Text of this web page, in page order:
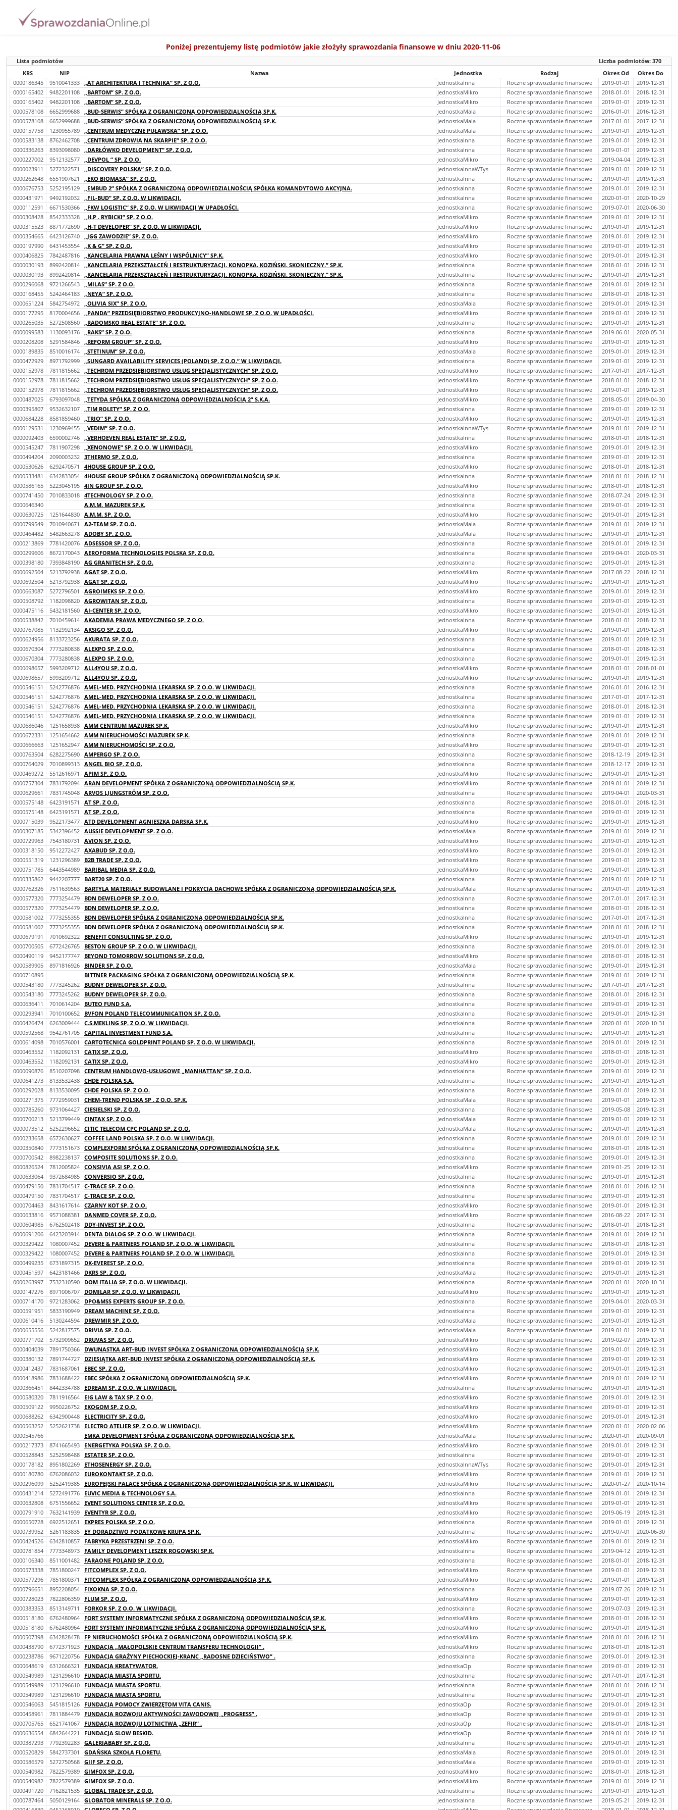
Poniżej prezentujemy listę podmiotów jakie złożyły sprawozdania finansowe w dniu 2020-11-06
Lista podmiotów Liczba podmiotów: 370
KRS
NIP Nazwa Jednostka Rodzaj Okres Od
Okres Do
0000186345
9510041333 „AT ARCHITEKTURA I TECHNIKA” SP. Z O.O. JednostkaInna Roczne sprawozdanie finansowe 2019-01-01
2019-12-31
0000165402
9482201108 „BARTOM” SP. Z O.O. JednostkaMikro Roczne sprawozdanie finansowe 2018-01-01
2018-12-31
0000165402
9482201108 „BARTOM” SP. Z O.O. JednostkaMikro Roczne sprawozdanie finansowe 2019-01-01
2019-12-31
0000578108
6652999688 „BUD-SERWIS” SPÓŁKA Z OGRANICZONĄ ODPOWIEDZIALNOŚCIĄ SP.K. JednostkaMala Roczne sprawozdanie finansowe 2016-01-01
2016-12-31
0000578108
6652999688 „BUD-SERWIS” SPÓŁKA Z OGRANICZONĄ ODPOWIEDZIALNOŚCIĄ SP.K. JednostkaMala Roczne sprawozdanie finansowe 2017-01-01
2017-12-31
0000157758
1230955789 „CENTRUM MEDYCZNE PUŁAWSKA” SP. Z O.O. JednostkaMala Roczne sprawozdanie finansowe 2019-01-01
2019-12-31
0000583138
8762462708 „CENTRUM ZDROWIA NA SKARPIE” SP. Z O.O. JednostkaInna Roczne sprawozdanie finansowe 2019-01-01
2019-12-31
0000336263
8393098080 „DARŁÓWKO DEVELOPMENT” SP. Z O.O. JednostkaInna Roczne sprawozdanie finansowe 2019-01-01
2019-12-31
0000227002
9512132577 „DEVPOL ” SP. Z O.O. JednostkaMikro Roczne sprawozdanie finansowe 2019-04-04
2019-12-31
0000023911
5272322571 „DISCOVERY POLSKA” SP. Z O.O. JednostkaInnaWTys Roczne sprawozdanie finansowe 2019-01-01
2019-12-31
0000262648
6551907621 „EKO BIOMASA” SP. Z O.O. JednostkaInna Roczne sprawozdanie finansowe 2019-01-01
2019-12-31
0000676753
5252195129 „EMBUD 2” SPÓŁKA Z OGRANICZONĄ ODPOWIEDZIALNOŚCIĄ SPÓŁKA KOMANDYTOWO AKCYJNA. JednostkaInna Roczne sprawozdanie finansowe 2019-01-01
2019-12-31
0000431971
9492192032 „FIL-BUD” SP. Z O.O. W LIKWIDACJI. JednostkaInna Roczne sprawozdanie finansowe 2020-01-01
2020-10-29
0000112591
6671530366 „FKW LOGISTIC” SP. Z O.O. W LIKWIDACJI W UPADŁOŚCI. JednostkaInna Roczne sprawozdanie finansowe 2019-07-01
2020-06-30
0000308428
8542333328 „H.P . RYBICKI” SP. Z O.O. JednostkaMikro Roczne sprawozdanie finansowe 2019-01-01
2019-12-31
0000315523
8871772690 „H-T DEVELOPER” SP. Z O.O. W LIKWIDACJI. JednostkaMikro Roczne sprawozdanie finansowe 2019-01-01
2019-12-31
0000354665
6423126740 „JGG ZAWODZIE” SP. Z O.O. JednostkaMikro Roczne sprawozdanie finansowe 2019-01-01
2019-12-31
0000197990
6431453554 „K & G” SP. Z O.O. JednostkaMikro Roczne sprawozdanie finansowe 2019-01-01
2019-12-31
0000406825
7842487816 „KANCELARIA PRAWNA LEŚNY I WSPÓLNICY” SP.K. JednostkaMikro Roczne sprawozdanie finansowe 2019-01-01
2019-12-31
0000030193
8992420814 „KANCELARIA PRZEKSZTAŁCEŃ I RESTRUKTURYZACJI. KONOPKA. KOZIŃSKI. SKONIECZNY.” SP.K. JednostkaInna Roczne sprawozdanie finansowe 2018-01-01
2018-12-31
0000030193
8992420814 „KANCELARIA PRZEKSZTAŁCEŃ I RESTRUKTURYZACJI. KONOPKA. KOZIŃSKI. SKONIECZNY.” SP.K. JednostkaInna Roczne sprawozdanie finansowe 2019-01-01
2019-12-31
0000296068
9721266543 „MILAS” SP. Z O.O. JednostkaInna Roczne sprawozdanie finansowe 2019-01-01
2019-12-31
0000168455
5242464183 „NEYA” SP. Z O.O. JednostkaInna Roczne sprawozdanie finansowe 2018-01-01
2018-12-31
0000651224
5842754972 „OLIVIA SIX” SP. Z O.O. JednostkaMala Roczne sprawozdanie finansowe 2019-01-01
2019-12-31
0000177295
8170004656 „PANDA” PRZEDSIĘBIORSTWO PRODUKCYJNO-HANDLOWE SP. Z O.O. W UPADŁOŚCI. JednostkaMikro Roczne sprawozdanie finansowe 2019-01-01
2019-12-31
0000265035
5272508560 „RADOMSKO REAL ESTATE” SP. Z O.O. JednostkaInna Roczne sprawozdanie finansowe 2019-01-01
2019-12-31
0000099583
1130093176 „RAKS” SP. Z O.O. JednostkaInna Roczne sprawozdanie finansowe 2019-06-01
2020-05-31
0000208208
5291584846 „REFORM GROUP” SP. Z O.O. JednostkaMikro Roczne sprawozdanie finansowe 2019-01-01
2019-12-31
0000189835
8510016174 „STETINUM” SP. Z O.O. JednostkaMala Roczne sprawozdanie finansowe 2019-01-01
2019-12-31
0000472929
8971792999 „SUNGARD AVAILABILITY SERVICES (POLAND) SP. Z O.O.” W LIKWIDACJI. JednostkaInna Roczne sprawozdanie finansowe 2019-01-01
2019-12-31
0000152978
7811815662 „TECHROM PRZEDSIĘBIORSTWO USŁUG SPECJALISTYCZNYCH” SP. Z O.O. JednostkaMikro Roczne sprawozdanie finansowe 2017-01-01
2017-12-31
0000152978
7811815662 „TECHROM PRZEDSIĘBIORSTWO USŁUG SPECJALISTYCZNYCH” SP. Z O.O. JednostkaMikro Roczne sprawozdanie finansowe 2018-01-01
2018-12-31
0000152978
7811815662 „TECHROM PRZEDSIĘBIORSTWO USŁUG SPECJALISTYCZNYCH” SP. Z O.O. JednostkaMikro Roczne sprawozdanie finansowe 2019-01-01
2019-12-31
0000487025
6793097048 „TETYDA SPÓŁKA Z OGRANICZONĄ ODPOWIEDZIALNOŚCIĄ 2” S.K.A. JednostkaMikro Roczne sprawozdanie finansowe 2018-05-01
2019-04-30
0000395807
9532632107 „TIM ROLETY” SP. Z O.O. JednostkaInna Roczne sprawozdanie finansowe 2019-01-01
2019-12-31
0000684228
8581859460 „TRIO” SP. Z O.O. JednostkaMikro Roczne sprawozdanie finansowe 2019-01-01
2019-12-31
0000129531
1230969455 „VEDIM” SP. Z O.O. JednostkaInnaWTys Roczne sprawozdanie finansowe 2019-01-01
2019-12-31
0000092403
6590002746 „VERHOEVEN REAL ESTATE” SP. Z O.O. JednostkaInna Roczne sprawozdanie finansowe 2018-01-01
2018-12-31
0000545247
7811907298 „XENONOWE” SP. Z O.O. W LIKWIDACJI. JednostkaMikro Roczne sprawozdanie finansowe 2019-01-01
2019-12-31
0000494204
2090003232 3THERMO SP. Z O.O. JednostkaInna Roczne sprawozdanie finansowe 2019-01-01
2019-12-31
0000530626
6292470571 4HOUSE GROUP SP. Z O.O. JednostkaMikro Roczne sprawozdanie finansowe 2018-01-01
2018-12-31
0000533481
6342833054 4HOUSE GROUP SPÓŁKA Z OGRANICZONĄ ODPOWIEDZIALNOŚCIĄ SP.K. JednostkaInna Roczne sprawozdanie finansowe 2018-01-01
2018-12-31
0000586165
5223045195 4IN GROUP SP. Z O.O. JednostkaMikro Roczne sprawozdanie finansowe 2018-01-01
2018-12-31
0000741450
7010833018 4TECHNOLOGY SP. Z O.O. JednostkaInna Roczne sprawozdanie finansowe 2018-07-24
2019-12-31
0000646340
A.M.M. MAZUREK SP.K. JednostkaInna Roczne sprawozdanie finansowe 2019-01-01
2019-12-31
0000630725
1251644830 A.M.M. SP. Z O.O. JednostkaMikro Roczne sprawozdanie finansowe 2019-01-01
2019-12-31
0000799549
7010940671 A2-TEAM SP. Z O.O. JednostkaMala Roczne sprawozdanie finansowe 2019-01-01
2019-12-31
0000464482
5482663278 ADOBY SP. Z O.O. JednostkaMala Roczne sprawozdanie finansowe 2019-01-01
2019-12-31
0000213869
7781420076 ADSESSOR SP. Z O.O. JednostkaInna Roczne sprawozdanie finansowe 2019-01-01
2019-12-31
0000299606
8672170043 AEROFORMA TECHNOLOGIES POLSKA SP. Z O.O. JednostkaInna Roczne sprawozdanie finansowe 2019-04-01
2020-03-31
0000398180
7393848190 AG GRANITECH SP. Z O.O. JednostkaInna Roczne sprawozdanie finansowe 2019-01-01
2019-12-31
0000692504
5213792938 AGAT SP. Z O.O. JednostkaMikro Roczne sprawozdanie finansowe 2017-08-22
2018-12-31
0000692504
5213792938 AGAT SP. Z O.O. JednostkaMikro Roczne sprawozdanie finansowe 2019-01-01
2019-12-31
0000663087
5272796501 AGROIMEKS SP. Z O.O. JednostkaMikro Roczne sprawozdanie finansowe 2019-01-01
2019-12-31
0000508792
1182098820 AGROWITAN SP. Z O.O. JednostkaInna Roczne sprawozdanie finansowe 2019-01-01
2019-12-31
0000475116
5432181560 AI-CENTER SP. Z O.O. JednostkaMikro Roczne sprawozdanie finansowe 2019-01-01
2019-12-31
0000538842
7010459614 AKADEMIA PRAWA MEDYCZNEGO SP. Z O.O. JednostkaInna Roczne sprawozdanie finansowe 2018-01-01
2018-12-31
0000767085
1132992134 AKSIGO SP. Z O.O. JednostkaMikro Roczne sprawozdanie finansowe 2019-01-01
2019-12-31
0000624956
8133723256 AKURATA SP. Z O.O. JednostkaInna Roczne sprawozdanie finansowe 2019-01-01
2019-12-31
0000670304
7773280838 ALEXPO SP. Z O.O. JednostkaInna Roczne sprawozdanie finansowe 2018-01-01
2018-12-31
0000670304
7773280838 ALEXPO SP. Z O.O. JednostkaInna Roczne sprawozdanie finansowe 2019-01-01
2019-12-31
0000698657
5993209712 ALL4YOU SP. Z O.O. JednostkaMikro Roczne sprawozdanie finansowe 2018-01-01
2018-01-01
0000698657
5993209712 ALL4YOU SP. Z O.O. JednostkaMikro Roczne sprawozdanie finansowe 2019-01-01
2019-12-31
0000546151
5242776876 AMEL-MED. PRZYCHODNIA LEKARSKA SP. Z O.O. W LIKWIDACJI. JednostkaInna Roczne sprawozdanie finansowe 2016-01-01
2016-12-31
0000546151
5242776876 AMEL-MED. PRZYCHODNIA LEKARSKA SP. Z O.O. W LIKWIDACJI. JednostkaInna Roczne sprawozdanie finansowe 2017-01-01
2017-12-31
0000546151
5242776876 AMEL-MED. PRZYCHODNIA LEKARSKA SP. Z O.O. W LIKWIDACJI. JednostkaInna Roczne sprawozdanie finansowe 2018-01-01
2018-12-31
0000546151
5242776876 AMEL-MED. PRZYCHODNIA LEKARSKA SP. Z O.O. W LIKWIDACJI. JednostkaInna Roczne sprawozdanie finansowe 2019-01-01
2019-12-31
0000686046
1251658938 AMM CENTRUM MAZUREK SP.K. JednostkaMikro Roczne sprawozdanie finansowe 2019-01-01
2019-12-31
0000672331
1251654662 AMM NIERUCHOMOŚCI MAZUREK SP.K. JednostkaInna Roczne sprawozdanie finansowe 2019-01-01
2019-12-31
0000666663
1251652947 AMM NIERUCHOMOŚCI SP. Z O.O. JednostkaMikro Roczne sprawozdanie finansowe 2019-01-01
2019-12-31
0000763504
6282275690 AMPERGO SP. Z O.O. JednostkaInna Roczne sprawozdanie finansowe 2018-12-19
2019-12-31
0000764029
7010899313 ANGEL BIO SP. Z O.O. JednostkaInna Roczne sprawozdanie finansowe 2018-12-17
2019-12-31
0000469272
5512616971 APIM SP. Z O.O. JednostkaMikro Roczne sprawozdanie finansowe 2019-01-01
2019-12-31
0000757304
7831792094 ARAN DEVELOPMENT SPÓŁKA Z OGRANICZONĄ ODPOWIEDZIALNOŚCIĄ SP.K. JednostkaMikro Roczne sprawozdanie finansowe 2019-01-01
2019-12-31
0000629661
7831745048 ARVOS LJUNGSTRÖM SP. Z O.O. JednostkaInna Roczne sprawozdanie finansowe 2019-04-01
2020-03-31
0000575148
6423191571 AT SP. Z O.O. JednostkaInna Roczne sprawozdanie finansowe 2018-01-01
2018-12-31
0000575148
6423191571 AT SP. Z O.O. JednostkaInna Roczne sprawozdanie finansowe 2019-01-01
2019-12-31
0000715039
9522173477 ATD DEVELOPMENT AGNIESZKA DARSKA SP.K. JednostkaMikro Roczne sprawozdanie finansowe 2019-01-01
2019-12-31
0000307185
5342396452 AUSSIE DEVELOPMENT SP. Z O.O. JednostkaMala Roczne sprawozdanie finansowe 2019-01-01
2019-12-31
0000729963
7543180731 AVION SP. Z O.O. JednostkaMikro Roczne sprawozdanie finansowe 2019-01-01
2019-12-31
0000318150
9512272427 AXABUD SP. Z O.O. JednostkaMikro Roczne sprawozdanie finansowe 2019-01-01
2019-12-31
0000551319
1231296389 B2B TRADE SP. Z O.O. JednostkaMikro Roczne sprawozdanie finansowe 2019-01-01
2019-12-31
0000751785
6443544989 BARIBAL MEDIA SP. Z O.O. JednostkaMikro Roczne sprawozdanie finansowe 2019-01-01
2019-12-31
0000335862
9442207777 BART20 SP. Z O.O. JednostkaInna Roczne sprawozdanie finansowe 2019-01-01
2019-12-31
0000762326
7511639563 BARTYLA MATERIAŁY BUDOWLANE I POKRYCIA DACHOWE SPÓŁKA Z OGRANICZONĄ ODPOWIEDZIALNOŚCIĄ SP.K. JednostkaMala Roczne sprawozdanie finansowe 2019-01-01
2019-12-31
0000577320
7773254479 BDN DEWELOPER SP. Z O.O. JednostkaInna Roczne sprawozdanie finansowe 2017-01-01
2017-12-31
0000577320
7773254479 BDN DEWELOPER SP. Z O.O. JednostkaInna Roczne sprawozdanie finansowe 2018-01-01
2018-12-31
0000581002
7773255355 BDN DEWELOPER SPÓŁKA Z OGRANICZONĄ ODPOWIEDZIALNOŚCIĄ SP.K. JednostkaInna Roczne sprawozdanie finansowe 2017-01-01
2017-12-31
0000581002
7773255355 BDN DEWELOPER SPÓŁKA Z OGRANICZONĄ ODPOWIEDZIALNOŚCIĄ SP.K. JednostkaInna Roczne sprawozdanie finansowe 2018-01-01
2018-12-31
0000679191
7010692322 BENEFIT CONSULTING SP. Z O.O. JednostkaMikro Roczne sprawozdanie finansowe 2019-01-01
2019-12-31
0000700505
6772426765 BESTON GROUP SP. Z O.O. W LIKWIDACJI. JednostkaInna Roczne sprawozdanie finansowe 2019-01-01
2019-12-31
0000490119
9452177747 BEYOND TOMORROW SOLUTIONS SP. Z O.O. JednostkaMikro Roczne sprawozdanie finansowe 2018-01-01
2018-12-31
0000589905
8971816926 BINDER SP. Z O.O. JednostkaMala Roczne sprawozdanie finansowe 2019-01-01
2019-12-31
0000710895
BITTNER PACKAGING SPÓŁKA Z OGRANICZONĄ ODPOWIEDZIALNOŚCIĄ SP.K. JednostkaInna Roczne sprawozdanie finansowe 2019-01-01
2019-12-31
0000543180
7773245262 BUDNY DEWELOPER SP. Z O.O. JednostkaInna Roczne sprawozdanie finansowe 2017-01-01
2017-12-31
0000543180
7773245262 BUDNY DEWELOPER SP. Z O.O. JednostkaInna Roczne sprawozdanie finansowe 2018-01-01
2018-12-31
0000636411
7010614204 BUTEO FUND S.A. JednostkaInna Roczne sprawozdanie finansowe 2019-01-01
2019-12-31
0000293941
7010100652 BVFON POLAND TELECOMMUNICATION SP. Z O.O. JednostkaInna Roczne sprawozdanie finansowe 2019-01-01
2019-12-31
0000426474
6263009444 C.S.MEKLING SP. Z O.O. W LIKWIDACJI. JednostkaInna Roczne sprawozdanie finansowe 2020-01-01
2020-10-31
0000592568
9542761705 CAPITAL INVESTMENT FUND S.A. JednostkaInna Roczne sprawozdanie finansowe 2019-01-01
2019-12-31
0000614098
7010576001 CARTOTECNICA GOLDPRINT POLAND SP. Z O.O. W LIKWIDACJI. JednostkaInna Roczne sprawozdanie finansowe 2019-01-01
2019-12-31
0000463552
1182092131 CATIX SP. Z O.O. JednostkaMikro Roczne sprawozdanie finansowe 2018-01-01
2018-12-31
0000463552
1182092131 CATIX SP. Z O.O. JednostkaMikro Roczne sprawozdanie finansowe 2019-01-01
2019-12-31
0000090876
8510207098 CENTRUM HANDLOWO-USŁUGOWE „MANHATTAN” SP. Z O.O. JednostkaInna Roczne sprawozdanie finansowe 2019-01-01
2019-12-31
0000641273
8133532438 CHDE POLSKA S.A. JednostkaInna Roczne sprawozdanie finansowe 2019-01-01
2019-12-31
0000292028
8133530095 CHDE POLSKA SP. Z O.O. JednostkaInna Roczne sprawozdanie finansowe 2019-01-01
2019-12-31
0000271375
7772959031 CHEM-TREND POLSKA SP . Z O.O. SP.K. JednostkaMala Roczne sprawozdanie finansowe 2019-01-01
2019-12-31
0000785260
9731064427 CIESIELSKI SP. Z O.O. JednostkaInna Roczne sprawozdanie finansowe 2019-05-08
2019-12-31
0000700213
5213799449 CINTAX SP. Z O.O. JednostkaMala Roczne sprawozdanie finansowe 2019-01-01
2019-12-31
0000073512
5252296652 CITIC TELECOM CPC POLAND SP. Z O.O. JednostkaMala Roczne sprawozdanie finansowe 2019-01-01
2019-12-31
0000233658
6572630627 COFFEE LAND POLSKA SP. Z O.O. W LIKWIDACJI. JednostkaInna Roczne sprawozdanie finansowe 2019-01-01
2019-12-31
0000350840
7773151673 COMPLEXFORM SPÓŁKA Z OGRANICZONĄ ODPOWIEDZIALNOŚCIĄ SP.K. JednostkaInna Roczne sprawozdanie finansowe 2018-01-01
2018-12-31
0000700542
8982238137 COMPOSITE SOLUTIONS SP. Z O.O. JednostkaInna Roczne sprawozdanie finansowe 2019-01-01
2019-12-31
0000826524
7812005824 CONSIVIA ASI SP. Z O.O. JednostkaMikro Roczne sprawozdanie finansowe 2019-01-25
2019-12-31
0000633064
9372684985 CONVERSIO SP. Z O.O. JednostkaInna Roczne sprawozdanie finansowe 2019-01-01
2019-12-31
0000479150
7831704517 C-TRACE SP. Z O.O. JednostkaInna Roczne sprawozdanie finansowe 2018-01-01
2018-12-31
0000479150
7831704517 C-TRACE SP. Z O.O. JednostkaInna Roczne sprawozdanie finansowe 2019-01-01
2019-12-31
0000704463
8431617614 CZARNY KOT SP. Z O.O. JednostkaMikro Roczne sprawozdanie finansowe 2019-01-01
2019-12-31
0000633816
9571088381 DANMED COVER SP. Z O.O. JednostkaMikro Roczne sprawozdanie finansowe 2016-08-22
2017-12-31
0000604985
6762502418 DDY-INVEST SP. Z O.O. JednostkaInna Roczne sprawozdanie finansowe 2018-01-01
2018-12-31
0000691206
6423203914 DENTA DIALOG SP. Z O.O. W LIKWIDACJI. JednostkaInna Roczne sprawozdanie finansowe 2019-01-01
2019-12-31
0000329422
1080007452 DEVERE & PARTNERS POLAND SP. Z O.O. W LIKWIDACJI. JednostkaInna Roczne sprawozdanie finansowe 2018-01-01
2018-12-31
0000329422
1080007452 DEVERE & PARTNERS POLAND SP. Z O.O. W LIKWIDACJI. JednostkaInna Roczne sprawozdanie finansowe 2019-01-01
2019-12-31
0000499235
6731897315 DK-EVEREST SP. Z O.O. JednostkaInna Roczne sprawozdanie finansowe 2019-01-01
2019-12-31
0000451597
6423181466 DKRS SP. Z O.O. JednostkaMala Roczne sprawozdanie finansowe 2019-01-01
2019-12-31
0000263997
7532310590 DOM ITALIA SP. Z O.O. W LIKWIDACJI. JednostkaInna Roczne sprawozdanie finansowe 2020-01-01
2020-10-31
0000147276
8971006707 DOMILAR SP. Z O.O. W LIKWIDACJI. JednostkaMikro Roczne sprawozdanie finansowe 2019-01-01
2019-12-31
0000714170
9721283062 DPO&MSS EXPERTS GROUP SP. Z O.O. JednostkaInna Roczne sprawozdanie finansowe 2019-04-01
2020-03-31
0000591951
5833190949 DREAM MACHINE SP. Z O.O. JednostkaInna Roczne sprawozdanie finansowe 2019-01-01
2019-12-31
0000610416
5130244594 DREWMIR SP. Z O.O. JednostkaMala Roczne sprawozdanie finansowe 2019-01-01
2019-12-31
0000655556
5242817575 DRIVIA SP. Z O.O. JednostkaMala Roczne sprawozdanie finansowe 2019-01-01
2019-12-31
0000771702
5732909652 DRUVAS SP. Z O.O. JednostkaMikro Roczne sprawozdanie finansowe 2019-02-07
2019-12-31
0000404039
7891750366 DWUNASTKA ART-BUD INVEST SPÓŁKA Z OGRANICZONĄ ODPOWIEDZIALNOŚCIĄ SP.K. JednostkaMikro Roczne sprawozdanie finansowe 2019-01-01
2019-12-31
0000380132
7891744727 DZIESIĄTKA ART-BUD INVEST SPÓŁKA Z OGRANICZONĄ ODPOWIEDZIALNOŚCIĄ SP.K. JednostkaMikro Roczne sprawozdanie finansowe 2019-01-01
2019-12-31
0000412437
7831687061 EBEC SP. Z O.O. JednostkaMikro Roczne sprawozdanie finansowe 2019-01-01
2019-12-31
0000418986
7831688422 EBEC SPÓŁKA Z OGRANICZONĄ ODPOWIEDZIALNOŚCIĄ SP.K. JednostkaMikro Roczne sprawozdanie finansowe 2019-01-01
2019-12-31
0000366451
8442334788 EDREAM SP. Z O.O. W LIKWIDACJI. JednostkaInna Roczne sprawozdanie finansowe 2019-01-01
2019-12-31
0000580320
7811916564 EIG LAW & TAX SP. Z O.O. JednostkaMikro Roczne sprawozdanie finansowe 2019-01-01
2019-12-31
0000509122
9950226752 EKOGOM SP. Z O.O. JednostkaMikro Roczne sprawozdanie finansowe 2019-01-01
2019-12-31
0000688262
6342900448 ELECTRICITY SP. Z O.O. JednostkaMikro Roczne sprawozdanie finansowe 2019-01-01
2019-12-31
0000563252
5252621738 ELECTRO ATELIER SP. Z O.O. W LIKWIDACJI. JednostkaMikro Roczne sprawozdanie finansowe 2020-01-01
2020-02-06
0000545766
EMKA DEVELOPMENT SPÓŁKA Z OGRANICZONĄ ODPOWIEDZIALNOŚCIĄ SP.K. JednostkaMala Roczne sprawozdanie finansowe 2020-01-01
2020-09-01
0000217373
8741665493 ENERGETYKA POLSKA SP. Z O.O. JednostkaMikro Roczne sprawozdanie finansowe 2019-01-01
2019-12-31
0000528843
5252598488 ESTATER SP. Z O.O. JednostkaInna Roczne sprawozdanie finansowe 2019-01-01
2019-12-31
0000178182
8951802269 ETHOSENERGY SP. Z O.O. JednostkaInnaWTys Roczne sprawozdanie finansowe 2019-01-01
2019-12-31
0000180780
6762086032 EUROKONTAKT SP. Z O.O. JednostkaMikro Roczne sprawozdanie finansowe 2019-01-01
2019-12-31
0000296099
5252419385 EUROPEJSKI PALACE SPÓŁKA Z OGRANICZONĄ ODPOWIEDZIALNOŚCIĄ SP.K. W LIKWIDACJI. JednostkaMikro Roczne sprawozdanie finansowe 2020-01-27
2020-10-14
0000431214
5272491776 EUVIC MEDIA & TECHNOLOGY S.A. JednostkaInna Roczne sprawozdanie finansowe 2019-01-01
2019-12-31
0000632808
6751556652 EVENT SOLUTIONS CENTER SP. Z O.O. JednostkaMikro Roczne sprawozdanie finansowe 2019-01-01
2019-12-31
0000791910
7632141939 EVENTYR SP. Z O.O. JednostkaMikro Roczne sprawozdanie finansowe 2019-06-19
2019-12-31
0000650728
6922512651 EXPRES POLSKA SP. Z O.O. JednostkaInna Roczne sprawozdanie finansowe 2019-01-01
2019-12-31
0000739952
5261183835 EY DORADZTWO PODATKOWE KRUPA SP.K. JednostkaInna Roczne sprawozdanie finansowe 2019-07-01
2020-06-30
0000424526
6342810857 FABRYKA PRZESTRZENI SP. Z O.O. JednostkaMikro Roczne sprawozdanie finansowe 2019-01-01
2019-12-31
0000781854
7773348973 FAMILY DEVELOPMENT LESZEK ROGOWSKI SP.K. JednostkaInna Roczne sprawozdanie finansowe 2019-04-12
2019-12-31
0000106340
8511001482 FARAONE POLAND SP. Z O.O. JednostkaInna Roczne sprawozdanie finansowe 2018-01-01
2018-12-31
0000573338
7851800247 FITCOMPLEX SP. Z O.O. JednostkaMikro Roczne sprawozdanie finansowe 2019-01-01
2019-12-31
0000577296
7851800371 FITCOMPLEX SPÓŁKA Z OGRANICZONĄ ODPOWIEDZIALNOŚCIĄ SP.K. JednostkaMikro Roczne sprawozdanie finansowe 2019-01-01
2019-12-31
0000796651
8952208054 FIXOKNA SP. Z O.O. JednostkaInna Roczne sprawozdanie finansowe 2019-07-26
2019-12-31
0000728023
7822806359 FLUM SP. Z O.O. JednostkaMikro Roczne sprawozdanie finansowe 2019-01-01
2019-12-31
0000383353
8513149711 FORKOR SP. Z O.O. W LIKWIDACJI. JednostkaInna Roczne sprawozdanie finansowe 2019-07-03
2019-12-31
0000518180
6762480964 FORT SYSTEMY INFORMATYCZNE SPÓŁKA Z OGRANICZONĄ ODPOWIEDZIALNOŚCIĄ SP.K. JednostkaMikro Roczne sprawozdanie finansowe 2018-01-01
2018-12-31
0000518180
6762480964 FORT SYSTEMY INFORMATYCZNE SPÓŁKA Z OGRANICZONĄ ODPOWIEDZIALNOŚCIĄ SP.K. JednostkaMikro Roczne sprawozdanie finansowe 2019-01-01
2019-12-31
0000507398
6342828478 FP NIERUCHOMOŚCI SPÓŁKA Z OGRANICZONĄ ODPOWIEDZIALNOŚCIĄ SP.K. JednostkaMikro Roczne sprawozdanie finansowe 2018-01-01
2018-12-31
0000438790
6772371923 FUNDACJA „MAŁOPOLSKIE CENTRUM TRANSFERU TECHNOLOGII” . JednostkaMikro Roczne sprawozdanie finansowe 2018-01-01
2018-12-31
0000238786
9671220756 FUNDACJA GRAŻYNY PIECHOCKIEJ-KRANC „RADOSNE DZIECIŃSTWO” . JednostkaInna Roczne sprawozdanie finansowe 2019-01-01
2019-12-31
0000648619
6312666321 FUNDACJA KREATYWATOR. JednostkaOp Roczne sprawozdanie finansowe 2019-01-01
2019-12-31
0000549989
1231296610 FUNDACJA MIASTA SPORTU. JednostkaInna Roczne sprawozdanie finansowe 2017-01-01
2017-12-31
0000549989
1231296610 FUNDACJA MIASTA SPORTU. JednostkaInna Roczne sprawozdanie finansowe 2018-01-01
2018-12-31
0000549989
1231296610 FUNDACJA MIASTA SPORTU. JednostkaInna Roczne sprawozdanie finansowe 2019-01-01
2019-12-31
0000546063
5451815126 FUNDACJA POMOCY ZWIERZĘTOM VITA CANIS. JednostkaOp Roczne sprawozdanie finansowe 2019-01-01
2019-12-31
0000458961
7811884479 FUNDACJA ROZWOJU AKTYWNOŚCI ZAWODOWEJ „PROGRESS” . JednostkaOp Roczne sprawozdanie finansowe 2019-01-01
2019-12-31
0000705765
6521741067 FUNDACJA ROZWOJU LOTNICTWA „ZEFIR” . JednostkaOp Roczne sprawozdanie finansowe 2018-01-01
2018-12-31
0000636554
6842644221 FUNDACJA SLOW BESKID. JednostkaOp Roczne sprawozdanie finansowe 2019-01-01
2019-12-31
0000387293
7792392283 GALERIABABY SP. Z O.O. JednostkaInna Roczne sprawozdanie finansowe 2019-01-01
2019-12-31
0000520829
5842737301 GDAŃSKA SZKOŁA FLORETU. JednostkaMala Roczne sprawozdanie finansowe 2019-01-01
2019-12-31
0000586579
5272750568 GIIF SP. Z O.O. JednostkaMala Roczne sprawozdanie finansowe 2019-01-01
2019-12-31
0000540982
7822579389 GIMFOX SP. Z O.O. JednostkaMikro Roczne sprawozdanie finansowe 2018-01-01
2018-12-31
0000540982
7822579389 GIMFOX SP. Z O.O. JednostkaMikro Roczne sprawozdanie finansowe 2019-01-01
2019-12-31
0000491720
7162821535 GLOBAL TRADE SP. Z O.O. JednostkaInna Roczne sprawozdanie finansowe 2019-01-01
2019-12-31
0000787464
5050129164 GLOBATOR MINERALS SP. Z O.O. JednostkaInna Roczne sprawozdanie finansowe 2019-05-21
2019-12-31